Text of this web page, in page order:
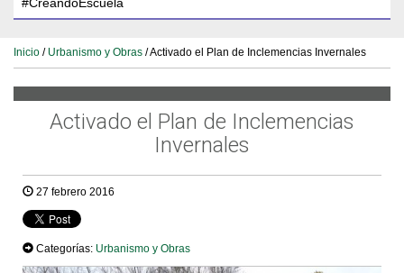
Inicio / Urbanismo y Obras / Activado el Plan de Inclemencias Invernales
Activado el Plan de Inclemencias
Invernales
27 febrero 2016
Categorías: Urbanismo y Obras